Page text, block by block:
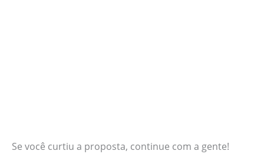
Se você curtiu a proposta, continue com a gente!